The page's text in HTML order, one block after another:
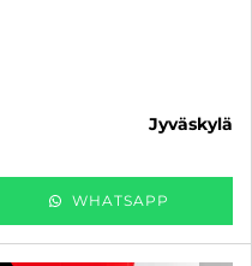
jyväskylä
WHATSAPP